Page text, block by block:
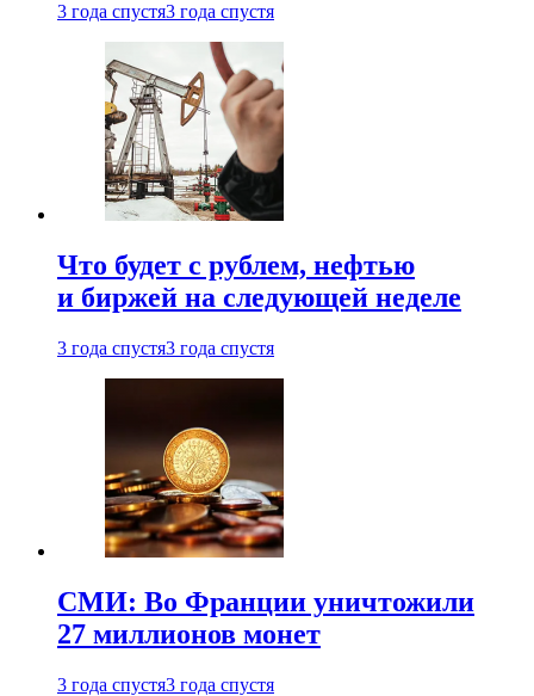
3 года спустя3 года спустя
Что будет с рублем, нефтью
и биржей на следующей неделе
3 года спустя3 года спустя
СМИ: Во Франции уничтожили
27 миллионов монет
3 года спустя3 года спустя